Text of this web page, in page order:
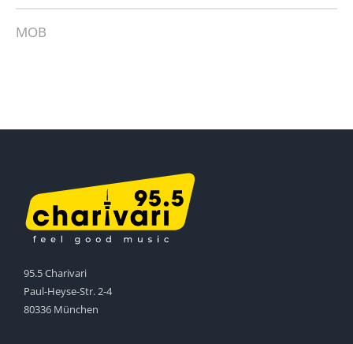
MOB
95.5 Charivari
Paul-Heyse-Str. 2-4
80336 München